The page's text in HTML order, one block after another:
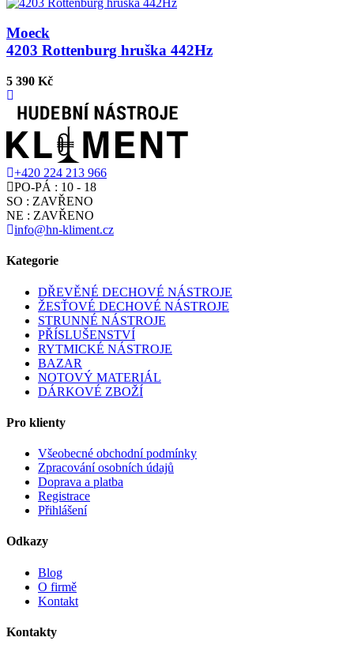
Moeck
4203 Rottenburg hruška 442Hz
5 390 Kč
+420 224 213 966
PO-PÁ : 10 - 18
SO : ZAVŘENO
NE : ZAVŘENO
info@hn-kliment.cz
Kategorie
DŘEVĚNÉ DECHOVÉ NÁSTROJE
ŽESŤOVÉ DECHOVÉ NÁSTROJE
STRUNNÉ NÁSTROJE
PŘÍSLUŠENSTVÍ
RYTMICKÉ NÁSTROJE
BAZAR
NOTOVÝ MATERIÁL
DÁRKOVÉ ZBOŽÍ
Pro klienty
Všeobecné obchodní podmínky
Zpracování osobních údajů
Doprava a platba
Registrace
Přihlášení
Odkazy
Blog
O firmě
Kontakt
Kontakty